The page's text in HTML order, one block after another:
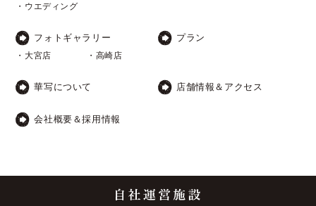
・ウエディング
フォトギャラリー
・大宮店 ・高崎店
プラン
華写について 店舗情報＆アクセス
会社概要＆採用情報